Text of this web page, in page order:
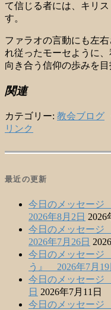
て信じる者には、キリ
す。
ファラオの言動にも左
れ従ったモーセように
向き合う信仰の歩みを目
関連
カテゴリー: 教会ブログ
リンク
最近の更新
今日のメッセー
2026年8月2日 2026
今日のメッセー
2026年7月26日
今日のメッセージ
う』 2026年7月19
今日のメッセー
日 2026年7月11日
今日のメッセージ